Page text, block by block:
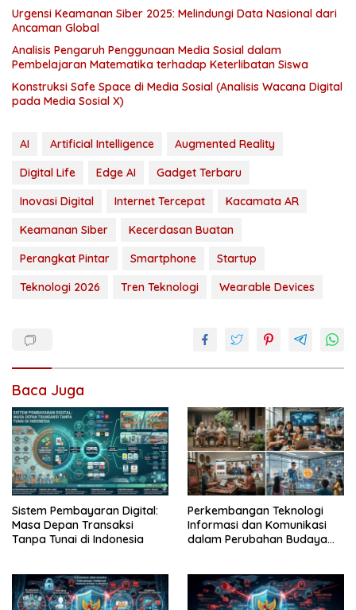
Urgensi Keamanan Siber 2025: Melindungi Data Nasional dari
Ancaman Global
Analisis Pengaruh Penggunaan Media Sosial dalam
Pembelajaran Matematika terhadap Keterlibatan Siswa
Konstruksi Safe Space di Media Sosial (Analisis Wacana Digital
pada Media Sosial X)
AI Artificial Intelligence
Augmented Reality
Digital Life
Edge AI
Gadget Terbaru
Inovasi Digital
Internet Tercepat
Kacamata AR
Keamanan Siber
Kecerdasan Buatan
Perangkat Pintar
Smartphone
Startup
Teknologi 2026
Tren Teknologi Wearable Devices
Baca Juga
Sistem Pembayaran Digital:
Masa Depan Transaksi
Tanpa Tunai di Indonesia
Perkembangan Teknologi
Informasi dan Komunikasi
dalam Perubahan Budaya